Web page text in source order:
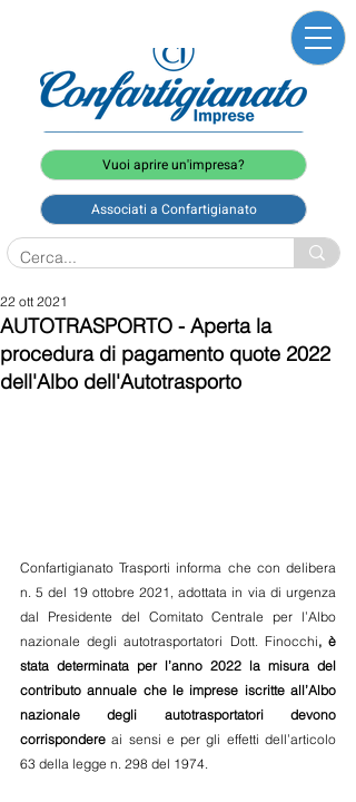
Vuoi aprire un'impresa?
Associati a Confartigianato
AUTOTRASPORTO - Aperta la
procedura di pagamento quote 2022
dell'Albo dell'Autotrasporto
22 ott 2021
Confartigianato Trasporti informa che con delibera
n. 5 del 19 ottobre 2021, adottata in via di urgenza
dal Presidente del Comitato Centrale per l’Albo
nazionale degli autotrasportatori Dott. Finocchi, è
stata determinata per l’anno 2022 la misura del
contributo annuale che le imprese iscritte all’Albo
nazionale degli autotrasportatori devono
corrispondere ai sensi e per gli effetti dell’articolo
63 della legge n. 298 del 1974.